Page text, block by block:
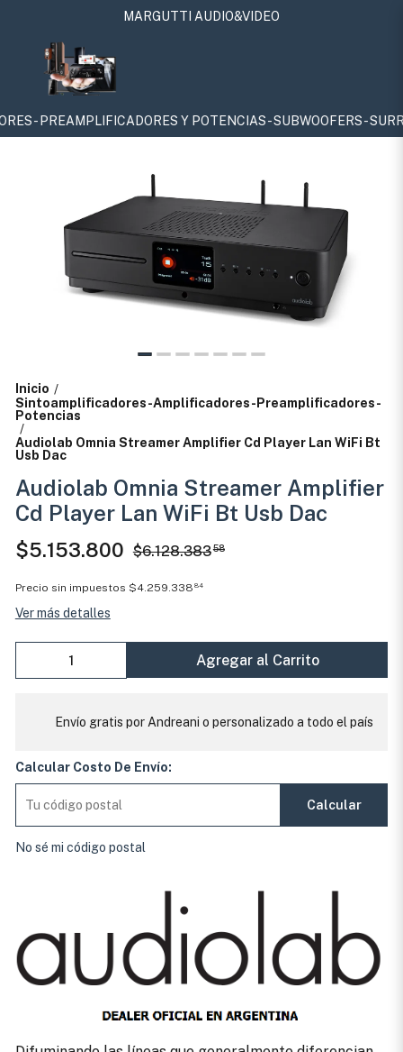
MARGUTTI AUDIO&VIDEO
Y POTENCIAS - SUBWOOFERS - SURROUNDS - ATMOS
Inicio /
Sintoamplificadores-Amplificadores-Preamplificadores-
Potencias
/
Audiolab Omnia Streamer Amplifier Cd Player Lan WiFi Bt
Usb Dac
Audiolab Omnia Streamer Amplifier
Cd Player Lan WiFi Bt Usb Dac
$5.153.800 $6.128.38358
Precio sin impuestos $4.259.338 84
Ver más detalles
Agregar al Carrito
Envío gratis por Andreani o personalizado a todo el país
Calcular Costo De Envío:
Calcular
No sé mi código postal